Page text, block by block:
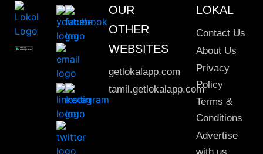
OUR
OTHER
WEBSITES
getlokalapp.com
tamil.getlokalapp.com
LOKAL
Contact Us
About Us
Privacy
Policy
Terms &
Conditions
Advertise